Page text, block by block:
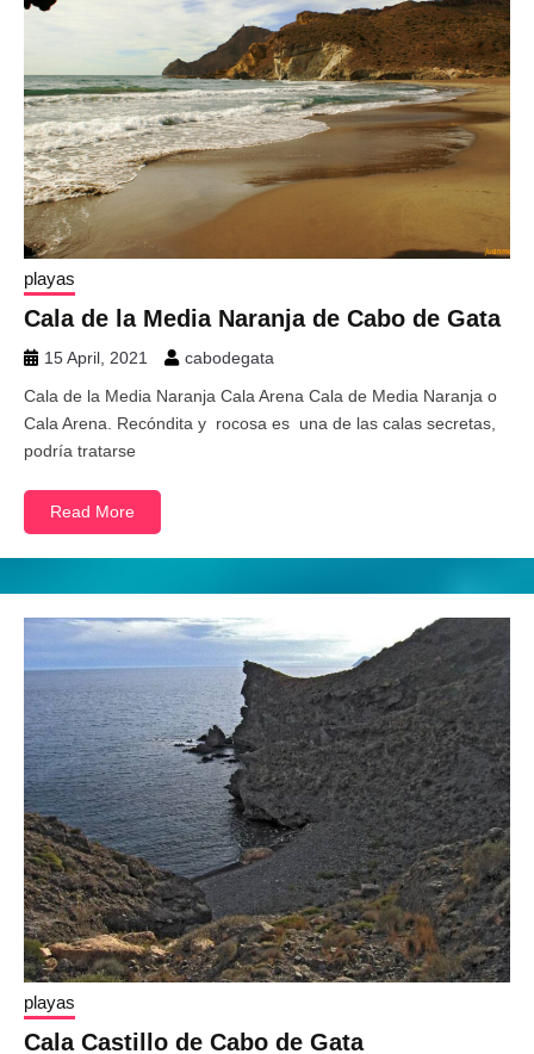
playas
Cala de la Media Naranja de Cabo de Gata
15 April, 2021
cabodegata
Cala de la Media Naranja Cala Arena Cala de Media Naranja o
Cala Arena. Recóndita y rocosa es una de las calas secretas,
podría tratarse
Read More
playas
Cala Castillo de Cabo de Gata